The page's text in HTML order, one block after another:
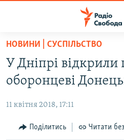
Перейти
основного
матеріалу
Перейти
до
навігації
ВСЕ ЗА ДОБУ
СТАТТІ
ПОЛІТИКА
ЕКОНОМІКА
ВІЙНА
РОСІЙСЬКА «ФІЛЬТРАЦІЯ»
НОВИНИ | СУСПІЛЬСТВО
У Дніпрі
оборонцеві
11 квітня 2018, 17:11
Поділитись Читати